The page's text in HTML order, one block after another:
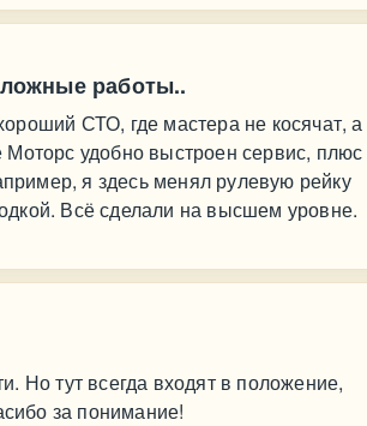
работы..
СТО, где мастера не косячат, а
удобно выстроен сервис, плюс
я здесь менял рулевую рейку
Всё сделали на высшем уровне.
Но тут всегда входят в положение,
за понимание!